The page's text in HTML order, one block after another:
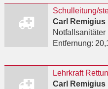
Carl Remigius
Notfallsanitäter
Entfernung:
Lehrkraft
Carl Remigius